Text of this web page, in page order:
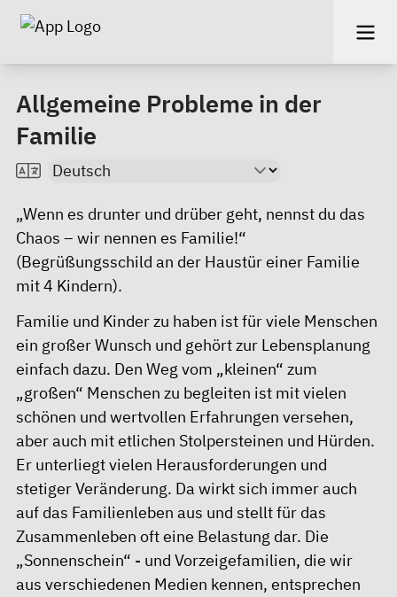
Allgemeine Probleme in der
Familie
„Wenn es drunter und drüber geht, nennst du das
Chaos – wir nennen es Familie!“
(Begrüßungsschild an der Haustür einer Familie
mit 4 Kindern).
Familie und Kinder zu haben ist für viele Menschen
ein großer Wunsch und gehört zur Lebensplanung
einfach dazu. Den Weg vom „kleinen“ zum
„großen“ Menschen zu begleiten ist mit vielen
schönen und wertvollen Erfahrungen versehen,
aber auch mit etlichen Stolpersteinen und Hürden.
Er unterliegt vielen Herausforderungen und
stetiger Veränderung. Da wirkt sich immer auch
auf das Familienleben aus und stellt für das
Zusammenleben oft eine Belastung dar. Die
„Sonnenschein“ - und Vorzeigefamilien, die wir
aus verschiedenen Medien kennen, entsprechen